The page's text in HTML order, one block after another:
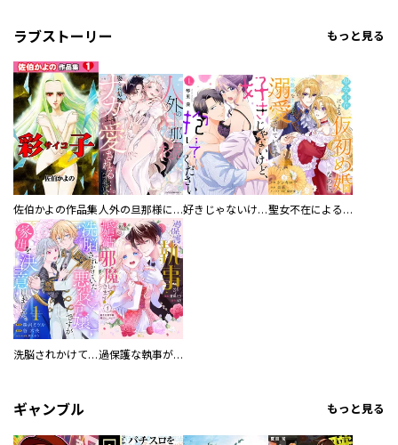
ラブストーリー もっと見る
佐伯かよの作品集 人外の旦那様に娶られ毎晩ナカまで愛される…。アンソロジー 好きじゃないけど、抱いてください【電子単行本版／特典おまけ付き】 聖女不在による仮初め婚なのに、不器用な王太子に溺愛されています【電子単行本版／特典おまけ付き】
洗脳されかけていた悪役令嬢ですが家出を決意しました。【電子単行本版／特典おまけ付き】 過保護な執事が私の婚活を邪魔してきます！ 分冊版
ギャンブル もっと見る